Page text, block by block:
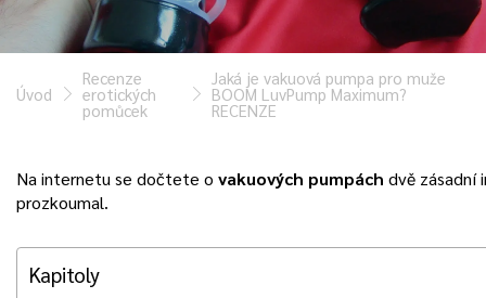
Úvod
Recenze
erotických
pomůcek
Jaká je vakuová pumpa pro muže
BOOM LuvPump Maximum?
RECENZE
Na internetu se dočtete o vakuových pumpách dvě zásadní
prozkoumal.
Kapitoly